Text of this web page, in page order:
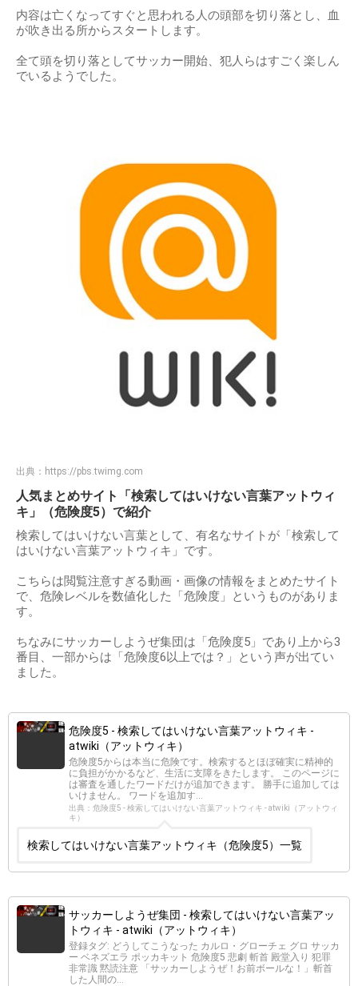
内容は亡くなってすぐと思われる人の頭部を切り落とし、血
が吹き出る所からスタートします。
全て頭を切り落としてサッカー開始、犯人らはすごく楽しん
でいるようでした。
出典： https://pbs.twimg.com
人気まとめサイト「検索してはいけない言葉アットウィ
キ」（危険度5）で紹介
検索してはいけない言葉として、有名なサイトが「検索して
はいけない言葉アットウィキ」です。
こちらは閲覧注意すぎる動画・画像の情報をまとめたサイト
で、危険レベルを数値化した「危険度」というものがありま
す。
ちなみにサッカーしようぜ集団は「危険度5」であり上から3
番目、一部からは「危険度6以上では？」という声が出てい
ました。
危険度5 - 検索してはいけない言葉アットウィキ -
atwiki（アットウィキ）
危険度5からは本当に危険です。検索するとほぼ確実に精神的
に負担がかかるなど、生活に支障をきたします。 このページに
は審査を通したワードだけが追加できます。 勝手に追加しては
いけません。 ワードを追加す...
出典：危険度5 - 検索してはいけない言葉アットウィキ - atwiki（アットウィ
キ）
検索してはいけない言葉アットウィキ（危険度5）一覧
サッカーしようぜ集団 - 検索してはいけない言葉アッ
トウィキ - atwiki（アットウィキ）
登録タグ: どうしてこうなった カルロ・グローチェ グロ サッカ
ー ベネズエラ ポッカキット 危険度5 悲劇 斬首 殿堂入り 犯罪
非常識 黙読注意 「サッカーしようぜ！お前ボールな！」斬首
した人間の...